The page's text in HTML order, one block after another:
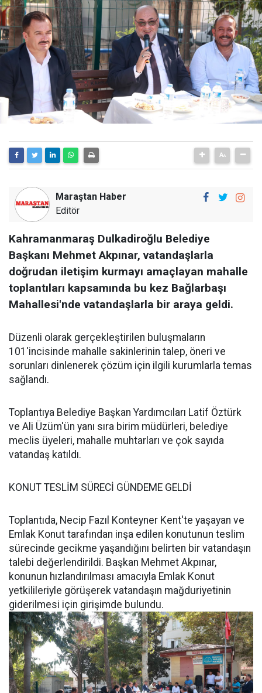
Maraştan Haber
Editör
Kahramanmaraş Dulkadiroğlu Belediye
Başkanı Mehmet Akpınar, vatandaşlarla
doğrudan iletişim kurmayı amaçlayan mahalle
toplantıları kapsamında bu kez Bağlarbaşı
Mahallesi'nde vatandaşlarla bir araya geldi.
Düzenli olarak gerçekleştirilen buluşmaların
101'incisinde mahalle sakinlerinin talep, öneri ve
sorunları dinlenerek çözüm için ilgili kurumlarla temas
sağlandı.
Toplantıya Belediye Başkan Yardımcıları Latif Öztürk
ve Ali Üzüm'ün yanı sıra birim müdürleri, belediye
meclis üyeleri, mahalle muhtarları ve çok sayıda
vatandaş katıldı.
KONUT TESLİM SÜRECİ GÜNDEME GELDİ
Toplantıda, Necip Fazıl Konteyner Kent'te yaşayan ve
Emlak Konut tarafından inşa edilen konutunun teslim
sürecinde gecikme yaşandığını belirten bir vatandaşın
talebi değerlendirildi. Başkan Mehmet Akpınar,
konunun hızlandırılması amacıyla Emlak Konut
yetkilileriyle görüşerek vatandaşın mağduriyetinin
giderilmesi için girişimde bulundu.